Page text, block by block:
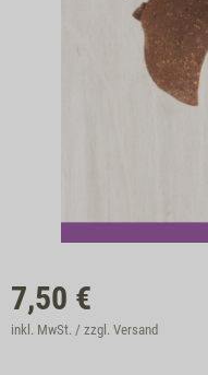
7,50 €
inkl. MwSt. / zzgl. Versand